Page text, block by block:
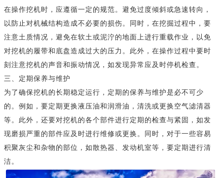
在操作挖机时，应遵循一定的规范。避免过度倾斜或急速转向，
以防止对机械结构造成不必要的损伤。同时，在挖掘过程中，要
注意土质情况，避免在软土或泥泞的地面上进行重载作业，以免
对挖机的履带和底盘造成过大的压力。此外，在操作过程中要时
刻注意挖机的声音和振动情况，如发现异常应及时停机检查。
三、定期保养与维护
为了确保挖机的长期稳定运行，定期的保养与维护是必不可少
的。例如，要定期更换液压油和润滑油，清洗或更换空气滤清器
等。此外，还要对挖机的各个部件进行定期的检查与紧固，如发
现磨损严重的部件应及时进行维修或更换。同时，对于一些容易
积聚灰尘和杂物的部位，如散热器、发动机室等，要定期进行清
洁。